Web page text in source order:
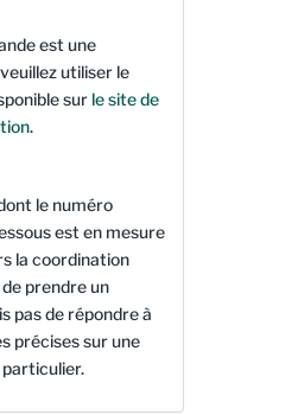
est une
utiliser le
sur le site de
.
le numéro
est en mesure
la coordination
prendre un
pas de répondre à
précises sur une